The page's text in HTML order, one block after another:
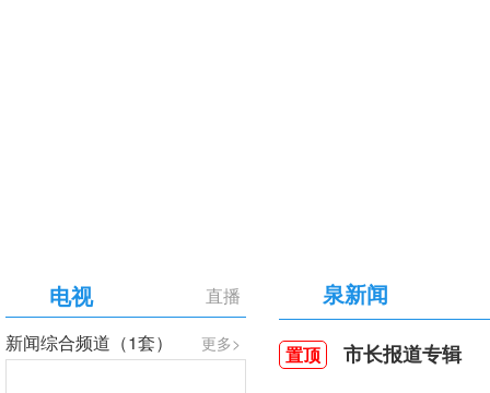
直播
电视
更多>
新闻综合频道（1套）
泉新闻
置顶 市长报道专辑